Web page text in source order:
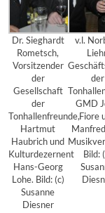
Dr. Sieghardt
Rometsch,
Vorsitzender
der
Gesellschaft
der
Tonhallenfreunde,
Hartmut
Haubrich und
Kulturdezernent
Hans-Georg
Lohe. Bild: (c)
Susanne
Diesner
v.l.
der
GMD
Fiore
Bild: